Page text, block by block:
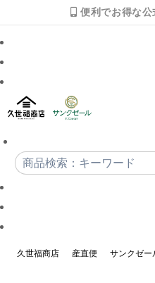
便利でお得な公
久世福商店 産直便 サンクゼー